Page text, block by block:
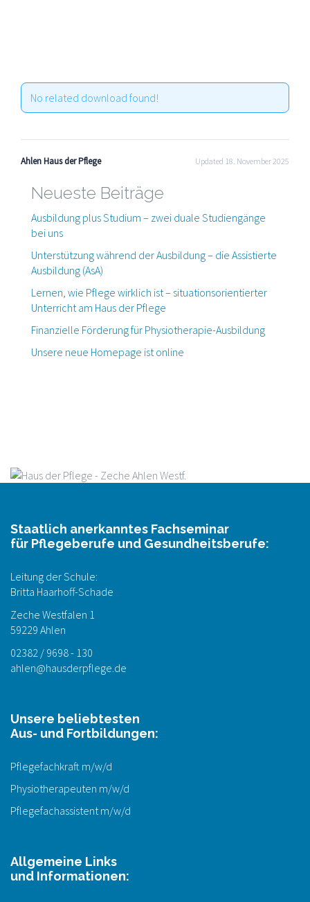
No related download found!
Ahlen Haus der Pflege Updated 18. November 2025
Neueste Beiträge
Ausbildung plus Studium – zwei duale Studiengänge
bei uns
Unterstützung während der Ausbildung – die Assistierte
Ausbildung (AsA)
Lernen, wie Pflege wirklich ist – situationsorientierter
Unterricht am Haus der Pflege
Finanzielle Förderung für Physiotherapie-Ausbildung
Unsere neue Homepage ist online
Staatlich anerkanntes Fachseminar
für Pflegeberufe und Gesundheitsberufe:
Leitung der Schule:
Britta Haarhoff-Schade
Zeche Westfalen 1
59229 Ahlen
02382 / 9698 - 130
ahlen@hausderpflege.de
Unsere beliebtesten
Aus- und Fortbildungen:
Pflegefachkraft m/w/d
Physiotherapeuten m/w/d
Pflegefachassistent m/w/d
Allgemeine Links
und Informationen: